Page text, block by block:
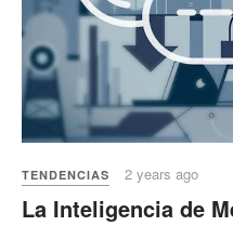
TENDENCIAS 2 years ago
La Inteligencia de